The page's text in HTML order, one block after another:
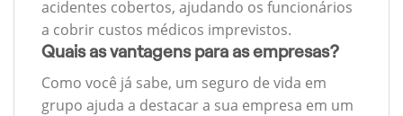
acidentes cobertos, ajudando os funcionários
a cobrir custos médicos imprevistos.
Quais as vantagens para as empresas?
Como você já sabe, um seguro de vida em
grupo ajuda a destacar a sua empresa em um